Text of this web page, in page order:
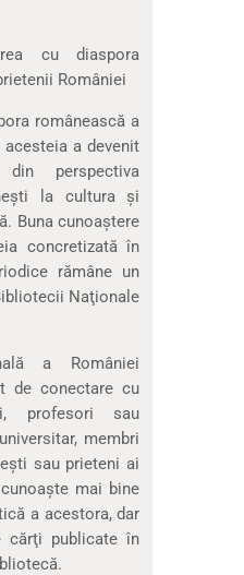
cu diaspora
României
românească a
a devenit
perspectiva
la cultura şi
Buna cunoaştere
concretizată în
rămâne un
Naţionale
a României
de conectare cu
profesori sau
membri
sau prieteni ai
mai bine
a acestora, dar
cărţi publicate în